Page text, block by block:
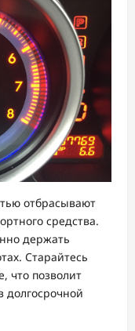
отбрасывают
средства.
держать
Старайтесь
что позволит
долгосрочной